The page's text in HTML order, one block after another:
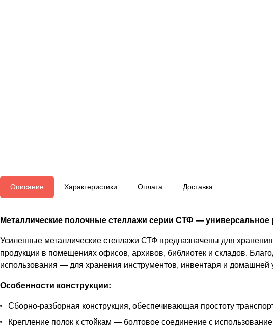
Описание Характеристики Оплата Доставка
Металлические полочные стеллажи серии СТФ —
Усиленные металлические стеллажи СТФ предназначены для
продукции в помещениях офисов, архивов, библиотек и складов.
использования — для хранения инструментов, инвентаря и домашней
Особенности конструкции:
Сборно-разборная конструкция, обеспечивающая простоту
Крепление полок к стойкам — болтовое соединение с